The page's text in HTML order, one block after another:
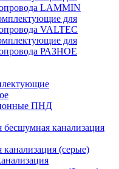
LAMMIN
для
VALTEC
для
РАЗНОЕ
ПНД
бесшумная канализация
(серые)